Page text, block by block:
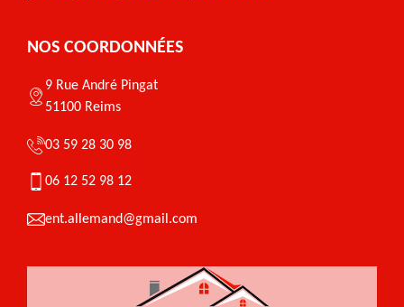
NOS COORDONNÉES
9 Rue André Pingat
51100 Reims
03 59 28 30 98
06 12 52 98 12
ent.allemand@gmail.com